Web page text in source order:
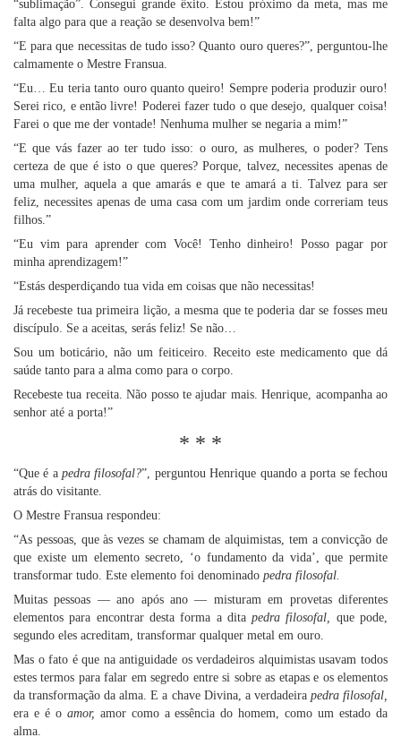
“sublimação”. Consegui grande êxito. Estou próximo da meta, mas me
falta algo para que a reação se desenvolva bem!”
“E para que necessitas de tudo isso? Quanto ouro queres?”, perguntou-lhe
calmamente o Mestre Fransua.
“Eu… Eu teria tanto ouro quanto queiro! Sempre poderia produzir ouro!
Serei rico, e então livre! Poderei fazer tudo o que desejo, qualquer coisa!
Farei o que me der vontade! Nenhuma mulher se negaria a mim!”
“E que vás fazer ao ter tudo isso: o ouro, as mulheres, o poder? Tens
certeza de que é isto o que queres? Porque, talvez, necessites apenas de
uma mulher, aquela a que amarás e que te amará a ti. Talvez para ser
feliz, necessites apenas de uma casa com um jardim onde correriam teus
filhos.”
“Eu vim para aprender com Você! Tenho dinheiro! Posso pagar por
minha aprendizagem!”
“Estás desperdiçando tua vida em coisas que não necessitas!
Já recebeste tua primeira lição, a mesma que te poderia dar se fosses meu
discípulo. Se a aceitas, serás feliz! Se não…
Sou um boticário, não um feiticeiro. Receito este medicamento que dá
saúde tanto para a alma como para o corpo.
Recebeste tua receita. Não posso te ajudar mais. Henrique, acompanha ao
senhor até a porta!”
* * *
“Que é apedra filosofal?”, perguntou Henrique quando a porta se fechou
atrás do visitante.
O Mestre Fransua respondeu:
“As pessoas, que às vezes se chamam de alquimistas, tem a convicção de
que existe um elemento secreto, ‘o fundamento da vida’, que permite
transformar tudo. Este elemento foi denominado pedra filosofal.
Muitas pessoas — ano após ano — misturam em provetas diferentes
elementos para encontrar desta forma a ditapedra filosofal, que pode,
segundo eles acreditam, transformar qualquer metal em ouro.
Mas o fato é que na antiguidade os verdadeiros alquimistas usavam todos
estes termos para falar em segredo entre si sobre as etapas e os elementos
da transformação da alma. E a chave Divina, a verdadeira pedra filosofal,
era e é o amor, amor como a essência do homem, como um estado da
alma.